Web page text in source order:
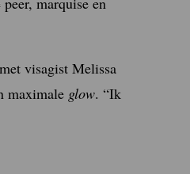
visagist Melissa
maximale glow. “Ik